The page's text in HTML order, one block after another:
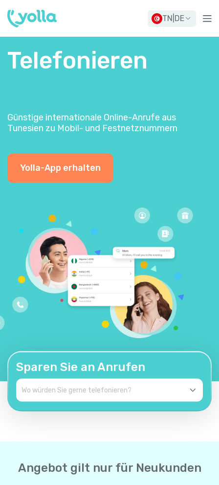
TN DE
Telefonieren
Günstige internationale Online-Anrufe aus
Tunesien zu Mobil- und Festnetznummern
Yolla-App erhalten
Sparen Sie an Anrufen
Angebot gilt nur für Neukunden